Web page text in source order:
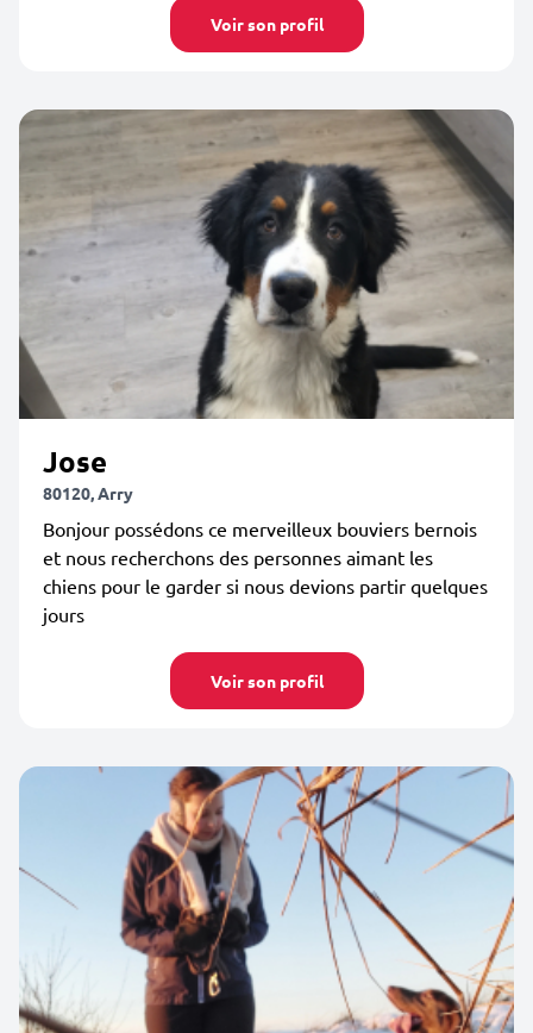
Voir son profil
Jose
80120, Arry
Bonjour possédons ce merveilleux bouviers bernois
et nous recherchons des personnes aimant les
chiens pour le garder si nous devions partir quelques
jours
Voir son profil